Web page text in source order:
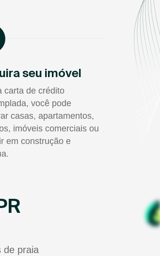
seu imóvel
carta de crédito
você pode
casas, apartamentos,
imóveis comerciais ou
em construção e
de praia